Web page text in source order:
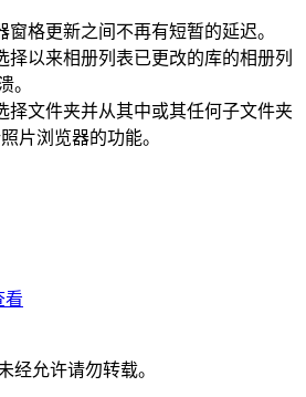
格更新之间不再有短暂的延迟。
择以来相册列表已更改的库的相册列
。
择文件夹并从其中或其任何子文件夹
片浏览器的功能。
看
经允许请勿转载。